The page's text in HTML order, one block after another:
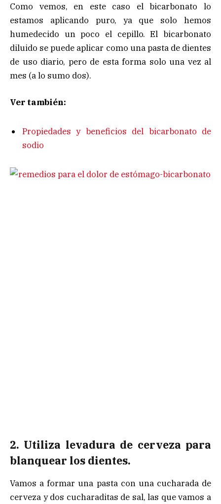
Como vemos, en este caso el bicarbonato lo
estamos aplicando puro, ya que solo hemos
humedecido un poco el cepillo. El bicarbonato
diluido se puede aplicar como una pasta de dientes
de uso diario, pero de esta forma solo una vez al
mes (a lo sumo dos).
Ver también:
Propiedades y beneficios del bicarbonato de
sodio
2. Utiliza levadura de cerveza para
blanquear los dientes.
Vamos a formar una pasta con una cucharada de
cerveza y dos cucharaditas de sal, las que vamos a